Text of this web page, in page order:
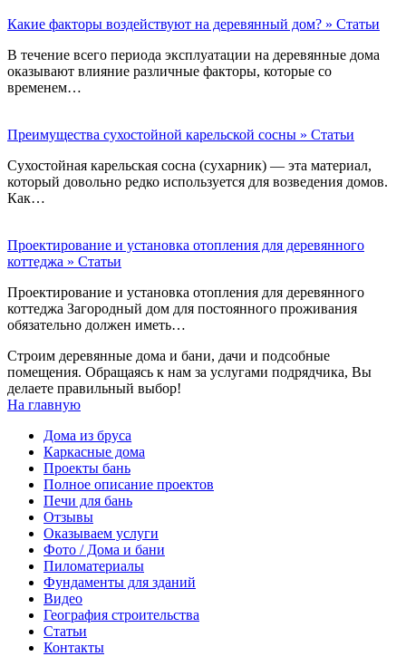
Какие факторы воздействуют на деревянный дом? » Статьи
В течение всего периода эксплуатации на деревянные дома
оказывают влияние различные факторы, которые со
временем…
Преимущества сухостойной карельской сосны » Статьи
Сухостойная карельская сосна (сухарник) — эта материал,
который довольно редко используется для возведения домов.
Как…
Проектирование и установка отопления для деревянного
коттеджа » Статьи
Проектирование и установка отопления для деревянного
коттеджа Загородный дом для постоянного проживания
обязательно должен иметь…
Строим деревянные дома и бани, дачи и подсобные
помещения. Обращаясь к нам за услугами подрядчика, Вы
делаете правильный выбор!
На главную
Дома из бруса
Каркасные дома
Проекты бань
Полное описание проектов
Печи для бань
Отзывы
Оказываем услуги
Фото / Дома и бани
Пиломатериалы
Фундаменты для зданий
Видео
География строительства
Статьи
Контакты